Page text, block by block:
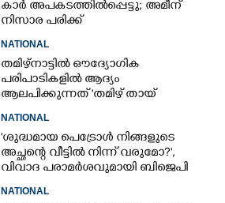
കാർ അപകടത്തിൽപ്പെട്ടു; അമീന്
നിസാര പരിക്ക്
NATIONAL
തമിഴ്നാട്ടിൽ ഔദ്യോഗിക
പരിപാടികളിൽ ആദ്യം
ആലപിക്കുന്നത് 'തമിഴ് തായ്‌
നിയമസഭ
NATIONAL
'ശുദ്ധമായ പെട്രോൾ നിങ്ങളുടെ
അച്ഛന്റെ വീട്ടിൽ നിന്ന് വരുമോ?',
വിവാദ പരാമർശവുമായി ബിജെപി
NATIONAL